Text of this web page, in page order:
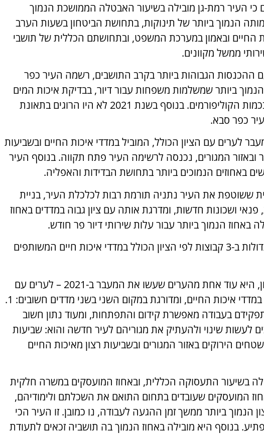
כי העיר רמת-גן מובילה בשיעור האבטלה הממושכת הנמוך
הנמוך ביותר של תינוקות, בתחושת הביטחון בשעות הערב
החיים ובאמון במערכת המשפט, ובתחושתם הכללית של תושבי
ממשל מקוונים.
ההכנסות הגבוהות ביותר בקרב התושבים, רשמה העיר כפר
ביותר שמשלמות משפחות עבור דיור, בבדיקת איכות המים
לא נמצאו חריגות בכמות הקוליפורמים. בנוסף בשנת 2021 לא היו הרוגים בתאונת
כפר סבא.
לערים עם הציון הכולל, המוביל במדדי איכות החיים ובשביעות
ובאזור המגורים, נכנסה לרשימה העיר פתח תקווה. בנוסף העיר
באחוזים הנמוכים ביותר בתחושת הבדידות והאפליה.
ששוטפת את העיר נתניה תורמת רבות לכלכלת העיר, בניית
ושכונות חדשות, ומדרגת אותה עם ציון גבוה במדדים באחוז
באחוז הנמוך ביותר עבור עלות שירותי דיור פר חודש.
דירוג 16 הערים הגדולות ב-3 קבוצות לפי הציון הכולל במדדי איכות חיים המשותפים
אשקלון ויש בה המון, היא עוד אחת מהערים שעשו את המעבר ב-2021 – לערים עם
הציון הכולל הגבוה במדדי איכות החיים, ומדורגת במקום השני בשני מדדים חשובים: 1.
בעבודה מאפשרת קידום והתפתחות, ומעוד נתון חשוב
לעשות שינוי ולהעתיק את מגוריהם לעיר חדשה והוא: שביעות
הירוקים באזור המגורים ובשביעות רצון מאיכות החיים
בשיעור התעסוקה הכללית, ובאחוז המועסקים במשרה חלקית
המועסקים שעובדים בתחום התואם את השכלתם ולימודיהם,
הנמוך ביותר ממשך זמן ההגעה לעבודה, נו כמובן. זו העיר הכי
בנוסף היא מובילה באחוז הנמוך בה תושביה זכאים לתעודת